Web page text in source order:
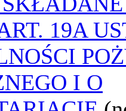
19A
I O